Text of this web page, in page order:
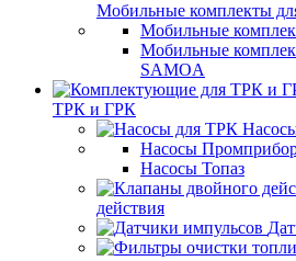
Мобильные комплекты
Мобильные
Мобильные
SAMOA
ТРК и ГРК
Насосы
Насосы Топаз
действия